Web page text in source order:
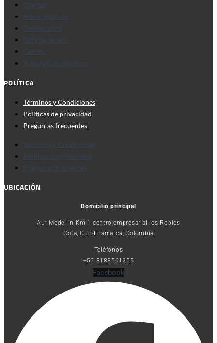
Ofertas
Sobre nosotros
Contáctanos
Lista de deseos
Carrito
Trabaja Con Nosotros
POLÍTICA
Términos y Condiciones
Políticas de privacidad
Preguntas frecuentes
Términos y Condiciones
Políticas de privacidad
Preguntas frecuentes
UBICACIÓN
Domicilio principal
Aut Medellín Km 1 centro empresarial los Robles
Cota, Cundinamarca, Colombia
Teléfonos
+57 3183561355
Facebook